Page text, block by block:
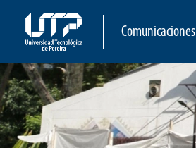
Comunicaciones